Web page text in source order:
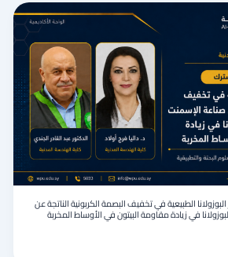
الطبيعية في تخفيف البصمة الكربونية الناتجة عن
في زيادة مقاومة البيتون في الأوساط المخربة